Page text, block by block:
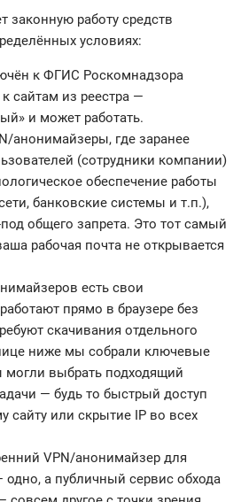
законную работу средств
условиях:
к ФГИС Роскомнадзора
сайтам из реестра —
и может работать.
анонимайзеры, где заранее
(сотрудники компании)
обеспечение работы
банковские системы и т.п.),
общего запрета. Это тот самый
рабочая почта не открывается
есть свои
прямо в браузере без
скачивания отдельного
ниже мы собрали ключевые
могли выбрать подходящий
— будь то быстрый доступ
сайту или скрытие IP во всех
VPN/анонимайзер для
а публичный сервис обхода